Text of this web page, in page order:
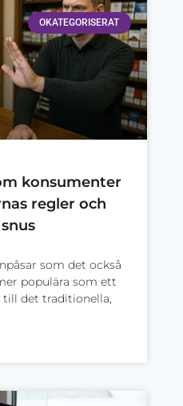
OKATEGORISERAT
konsumenter
regler och
som det också
populära som ett
det traditionella,